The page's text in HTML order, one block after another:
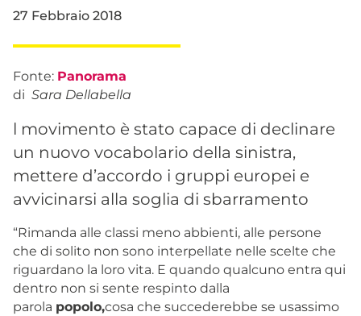
27 Febbraio 2018
Fonte: Panorama
di Sara Dellabella
l movimento è stato capace di declinare
un nuovo vocabolario della sinistra,
mettere d’accordo i gruppi europei e
avvicinarsi alla soglia di sbarramento
“Rimanda alle classi meno abbienti, alle persone
che di solito non sono interpellate nelle scelte che
riguardano la loro vita. E quando qualcuno entra qui
dentro non si sente respinto dalla
parola popolo,cosa che succederebbe se usassimo